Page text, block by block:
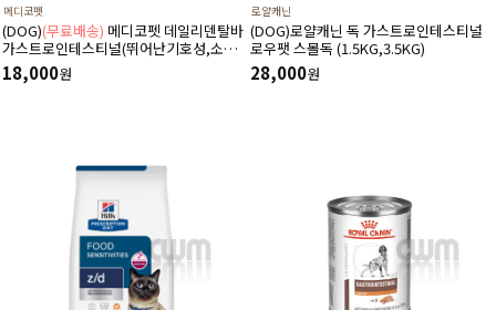
메디코펫
(DOG)(무료배송) 메디코펫 데일리덴탈바
가스트로인테스티널(뛰어난기호성,소화
기,췌장염,설사,구토,만성질환도움)
224g(14P)
18,000원
로얄캐닌
(DOG)로얄캐닌 독 가스트로인테스티널
로우팻 스몰독 (1.5KG,3.5KG)
28,000원